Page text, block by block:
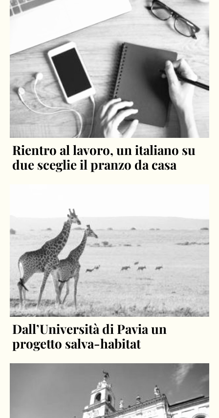
Rientro al lavoro, un italiano su
due sceglie il pranzo da casa
Dall’Università di Pavia un
progetto salva-habitat